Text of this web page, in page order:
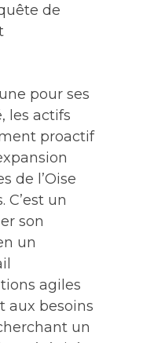
de
pour ses
les actifs
proactif
de l’Oise
C’est un
son
un
agiles
aux besoins
un